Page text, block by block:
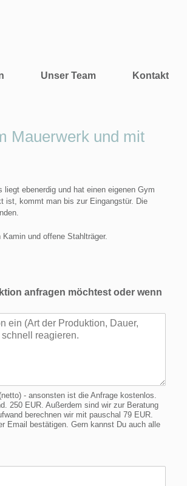
Unser Team Kontakt
Mauerwerk und mit
ebenerdig und hat einen eigenen Gym
ist, kommt man bis zur Eingangstür. Die
und offene Stahlträger.
anfragen möchtest oder wenn
- ansonsten ist die Anfrage kostenlos.
250 EUR. Außerdem sind wir zur Beratung
berechnen wir mit pauschal 79 EUR.
Email bestätigen. Gern kannst Du auch alle